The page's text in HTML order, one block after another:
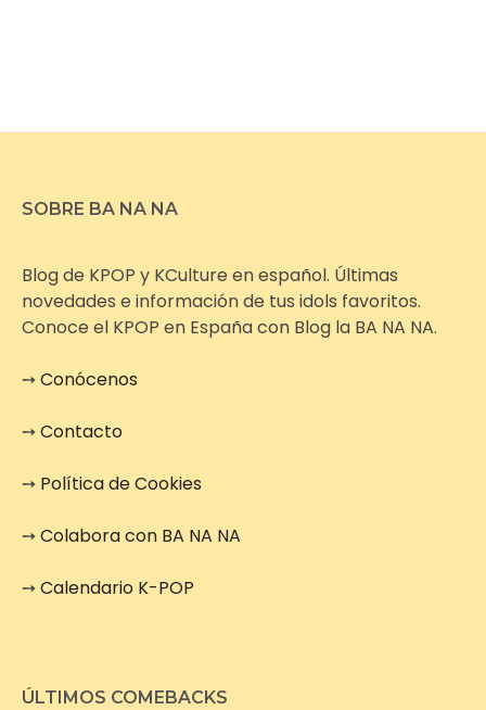
SOBRE BA NA NA
Blog de KPOP y KCulture en español. Últimas
novedades e información de tus idols favoritos.
Conoce el KPOP en España con Blog la BA NA NA.
➙Conócenos
➙Contacto
➙ Política de Cookies
➙Colabora con BA NA NA
➙Calendario K-POP
ÚLTIMOS COMEBACKS